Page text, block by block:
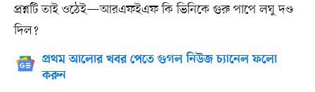
প্রশ্নটি তাই ওঠেই—আরএফইএফ কি ভিনিকে গুরু পাপে লঘু দণ্ড
দিল?
প্রথম আলোর খবর পেতে গুগল নিউজ চ্যানেল ফলো
করুন